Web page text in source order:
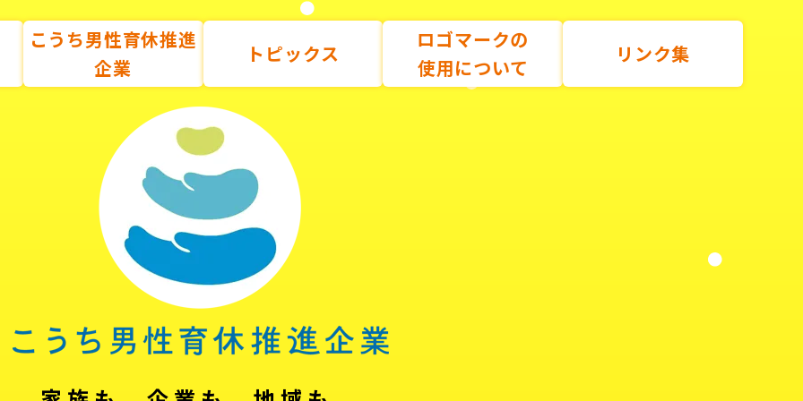
こうち男性育休推進
企業
トピックス
ロゴマークの
使用について
リンク集